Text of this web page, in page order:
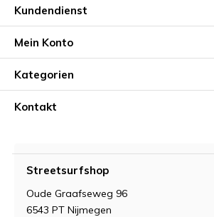
Kundendienst
Mein Konto
Kategorien
Kontakt
Streetsurfshop
Oude Graafseweg 96
6543 PT Nijmegen